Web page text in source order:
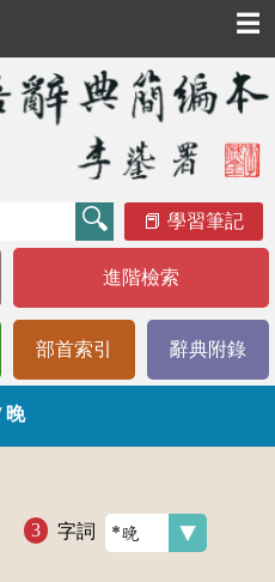
☰
學習筆記
進階檢索
部首索引 辭典附錄
晚
字詞